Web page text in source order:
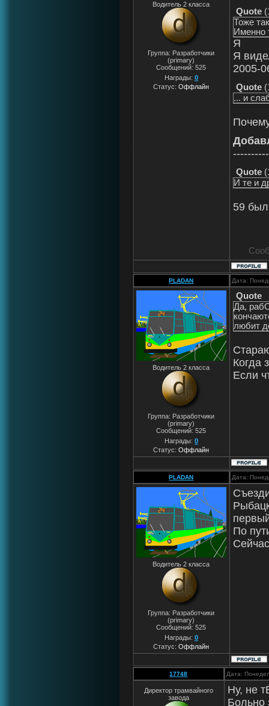
Водитель 2 класса
Группа: Разработчики
(primary)
Сообщений:525
Награды: 0
Статус:Оффлайн
Quote (
Тоже
Именно
Я
Я
2005-
Quote (
... и
Quote (
И те и
59 был
PLADAN Дата:
Водитель 2 класса
Группа: Разработчики
(primary)
Сообщений:525
Награды: 0
Статус:Оффлайн
Quote
Да,
любит
Когда
Если
PLADAN Дата:
Водитель 2 класса
Группа: Разработчики
(primary)
Сообщений:525
Награды: 0
Статус:Оффлайн
По
17748 Дата:
Директор трамвайного
завода
Ну, не
Больно